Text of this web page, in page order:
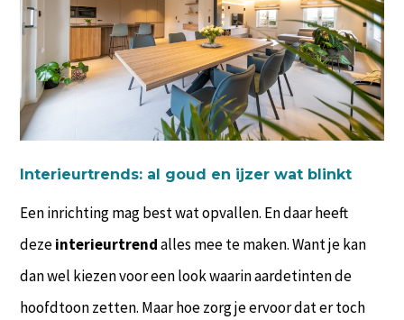
Interieurtrends: al goud en ijzer wat blinkt
Een inrichting mag best wat opvallen. En daar heeft
dezeinterieurtrend alles mee te maken. Want je kan
dan wel kiezen voor een look waarin aardetinten de
hoofdtoon zetten. Maar hoe zorg je ervoor dat er toch